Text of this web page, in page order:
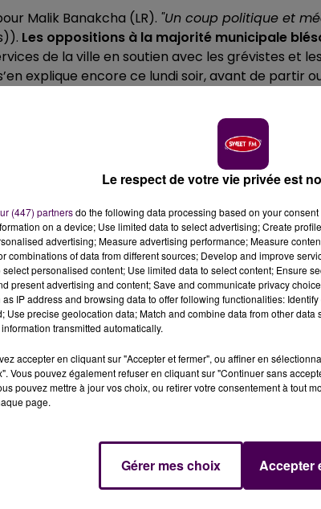
Malik Banakcha (LR). "Un coup politique et
Les oppositions à la majorité municipale
de la ville en soutien avec les grévistes et
explique encore ce lundi soir, avant de partir
décision politique de notre majorité de gauche"
au départ du parc des expositions, comme
poursuit l’édile qui n’est pas allé jusqu’à
Paris.
"Nous n’avons pas à faire cela sur les
avec Anne Hidalgo, "une parmi d’autres peut-
voulu travailler, ainsi que des
Malik Benakcha, en plus d’une position
Mais
Marc Gricourt l’assure :
auront du travail, et personne ne sera payé à
n’est guère plus tendre avec la majorité :
politique, ce n’est pas de fermer une mairie,
des idées".
Mais le premier magistrat de la
vis des instances de décision nationales.
Le respect de votre vie privée est
(447) partnersdo the following data processing based on your
on a device; Use limited data to select advertising; Create
advertising; Measure advertising performance; Measure
combinations of data from different sources; Develop and improve
select personalised content; Use limited data to select content; Ensure
present advertising and content; Save and communicate privacy
as IP address and browsing data to offer following functionalities:
Use precise geolocation data; Match and combine data from other
transmitted automatically.
accepter en cliquant sur "Accepter et fermer", ou affiner en
Vous pouvez également refuser en cliquant sur "Continuer sans
pouvez mettre à jour vos choix, ou retirer votre consentement à tout
page.
Gérer mes choix Accepter